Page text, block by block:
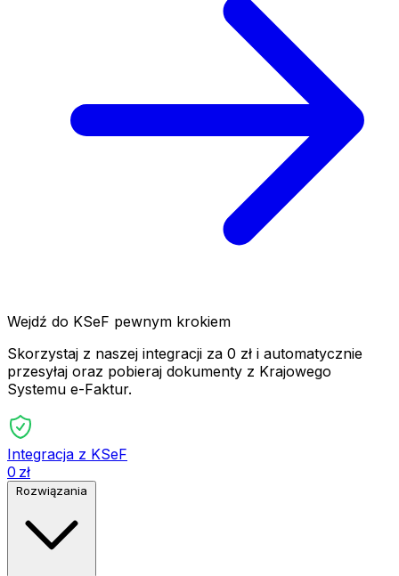
Wejdź do KSeF pewnym krokiem
Skorzystaj z naszej integracji za 0 zł i automatycznie
przesyłaj oraz pobieraj dokumenty z Krajowego
Systemu e-Faktur.
Integracja z KSeF
0 zł